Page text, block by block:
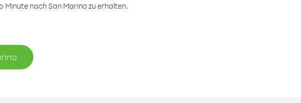
Minute nach San Marino zu erhalten.